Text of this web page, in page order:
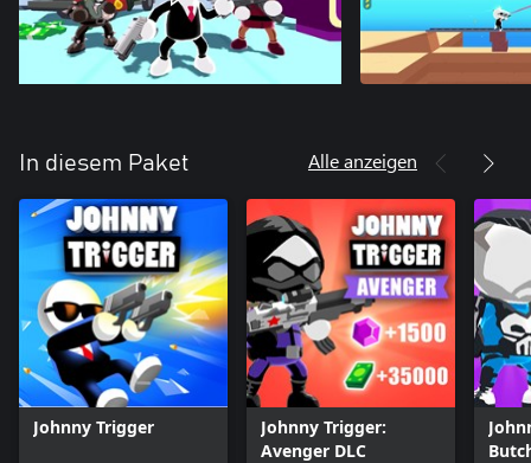
In diesem Paket Alle anzeigen
Johnny Trigger
Johnny Trigger:
Avenger DLC